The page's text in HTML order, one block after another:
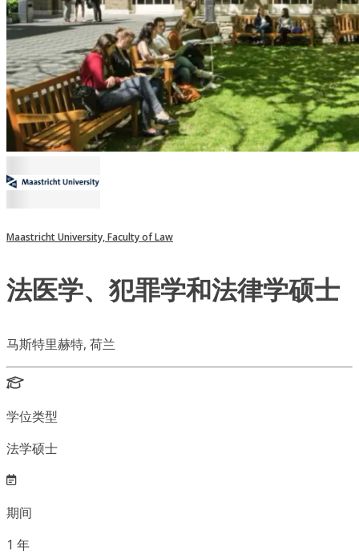
Maastricht University, Faculty of Law
法医学、犯罪学和法律学硕士
马斯特里赫特, 荷兰
学位类型
法学硕士
期间
1 年